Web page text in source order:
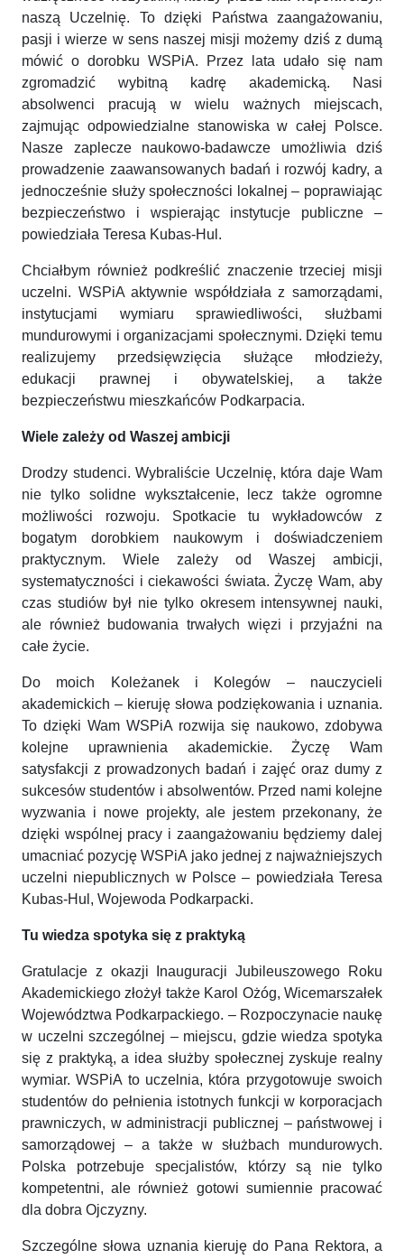
naszą Uczelnię. To dzięki Państwa zaangażowaniu,
pasji i wierze w sens naszej misji możemy dziś z dumą
mówić o dorobku WSPiA. Przez lata udało się nam
zgromadzić wybitną kadrę akademicką. Nasi
absolwenci pracują w wielu ważnych miejscach,
zajmując odpowiedzialne stanowiska w całej Polsce.
Nasze zaplecze naukowo-badawcze umożliwia dziś
prowadzenie zaawansowanych badań i rozwój kadry, a
jednocześnie służy społeczności lokalnej – poprawiając
bezpieczeństwo i wspierając instytucje publiczne –
powiedziała Teresa Kubas-Hul.
Chciałbym również podkreślić znaczenie trzeciej misji
uczelni. WSPiA aktywnie współdziała z samorządami,
instytucjami wymiaru sprawiedliwości, służbami
mundurowymi i organizacjami społecznymi. Dzięki temu
realizujemy przedsięwzięcia służące młodzieży,
edukacji prawnej i obywatelskiej, a także
bezpieczeństwu mieszkańców Podkarpacia.
Wiele zależy od Waszej ambicji
Drodzy studenci. Wybraliście Uczelnię, która daje Wam
nie tylko solidne wykształcenie, lecz także ogromne
możliwości rozwoju. Spotkacie tu wykładowców z
bogatym dorobkiem naukowym i doświadczeniem
praktycznym. Wiele zależy od Waszej ambicji,
systematyczności i ciekawości świata. Życzę Wam, aby
czas studiów był nie tylko okresem intensywnej nauki,
ale również budowania trwałych więzi i przyjaźni na
całe życie.
Do moich Koleżanek i Kolegów – nauczycieli
akademickich – kieruję słowa podziękowania i uznania.
To dzięki Wam WSPiA rozwija się naukowo, zdobywa
kolejne uprawnienia akademickie. Życzę Wam
satysfakcji z prowadzonych badań i zajęć oraz dumy z
sukcesów studentów i absolwentów. Przed nami kolejne
wyzwania i nowe projekty, ale jestem przekonany, że
dzięki wspólnej pracy i zaangażowaniu będziemy dalej
umacniać pozycję WSPiA jako jednej z najważniejszych
uczelni niepublicznych w Polsce – powiedziała Teresa
Kubas-Hul, Wojewoda Podkarpacki.
Tu wiedza spotyka się z praktyką
Gratulacje z okazji Inauguracji Jubileuszowego Roku
Akademickiego złożył także Karol Ożóg, Wicemarszałek
Województwa Podkarpackiego. – Rozpoczynacie naukę
w uczelni szczególnej – miejscu, gdzie wiedza spotyka
się z praktyką, a idea służby społecznej zyskuje realny
wymiar. WSPiA to uczelnia, która przygotowuje swoich
studentów do pełnienia istotnych funkcji w korporacjach
prawniczych, w administracji publicznej – państwowej i
samorządowej – a także w służbach mundurowych.
Polska potrzebuje specjalistów, którzy są nie tylko
kompetentni, ale również gotowi sumiennie pracować
dla dobra Ojczyzny.
Szczególne słowa uznania kieruję do Pana Rektora, a